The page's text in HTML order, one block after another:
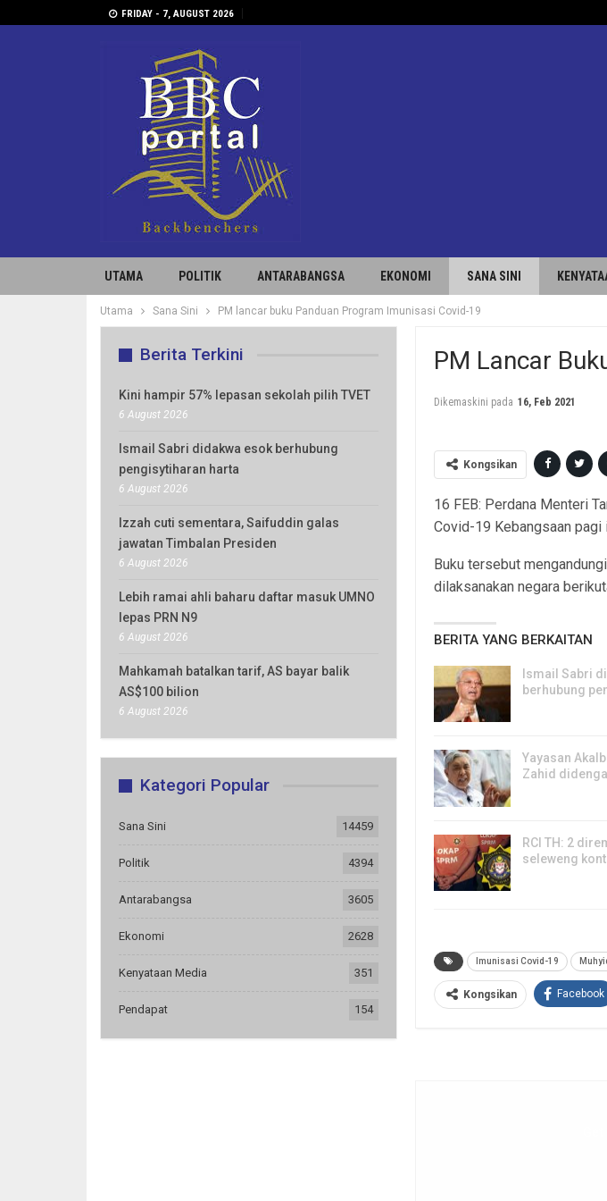
FRIDAY - 7, AUGUST 2026
UTAMA POLITIK ANTARABANGSA EKONOMI SANA SINI
Utama Sana Sini PM lancar buku Panduan Program Imunisasi Covid-19
PM Lancar
Dikemaskini pada 16, Feb 2021
Kongsikan
16 FEB: Perdana Menteri
Covid-19 Kebangsaan pagi
Buku tersebut
dilaksanakan negara
BERITA YANG BERKAITAN
Ismail Sabri
berhubung
Yayasan
Zahid
RCI TH: 2
seleweng
Imunisasi Covid-19
Kongsikan Facebook
Berita Terkini
Kini hampir 57% lepasan sekolah pilih TVET
6 August 2026
Ismail Sabri didakwa esok berhubung
pengisytiharan harta
6 August 2026
Izzah cuti sementara, Saifuddin galas
jawatan Timbalan Presiden
6 August 2026
Lebih ramai ahli baharu daftar masuk UMNO
lepas PRN N9
6 August 2026
Mahkamah batalkan tarif, AS bayar balik
AS$100 bilion
6 August 2026
Kategori Popular
Sana Sini 14459
Politik 4394
Antarabangsa 3605
Ekonomi 2628
Kenyataan Media 351
Pendapat 154